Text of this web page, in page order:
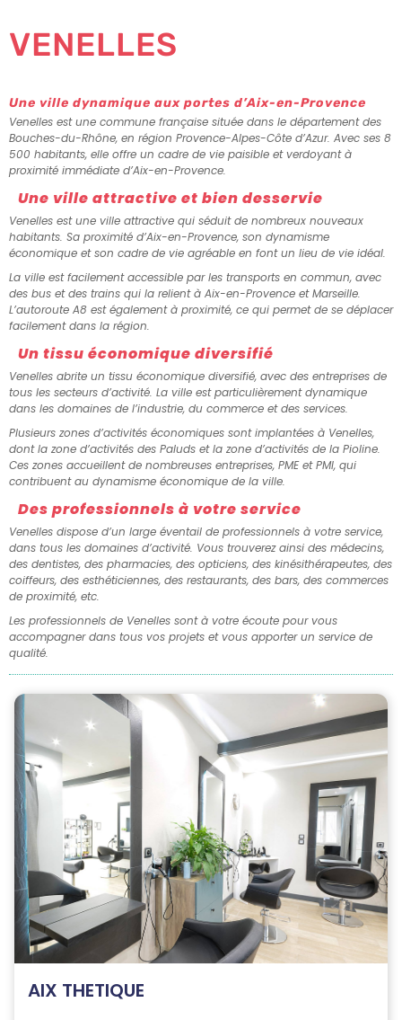
VENELLES
Une ville dynamique aux portes d’Aix-en-Provence
Venelles est une commune française située dans le département des
Bouches-du-Rhône, en région Provence-Alpes-Côte d’Azur. Avec ses 8
500 habitants, elle offre un cadre de vie paisible et verdoyant à
proximité immédiate d’Aix-en-Provence.
Une ville attractive et bien desservie
Venelles est une ville attractive qui séduit de nombreux nouveaux
habitants. Sa proximité d’Aix-en-Provence, son dynamisme
économique et son cadre de vie agréable en font un lieu de vie idéal.
La ville est facilement accessible par les transports en commun, avec
des bus et des trains qui la relient à Aix-en-Provence et Marseille.
L’autoroute A8 est également à proximité, ce qui permet de se déplacer
facilement dans la région.
Un tissu économique diversifié
Venelles abrite un tissu économique diversifié, avec des entreprises de
tous les secteurs d’activité. La ville est particulièrement dynamique
dans les domaines de l’industrie, du commerce et des services.
Plusieurs zones d’activités économiques sont implantées à Venelles,
dont la zone d’activités des Paluds et la zone d’activités de la Pioline.
Ces zones accueillent de nombreuses entreprises, PME et PMI, qui
contribuent au dynamisme économique de la ville.
Des professionnels à votre service
Venelles dispose d’un large éventail de professionnels à votre service,
dans tous les domaines d’activité. Vous trouverez ainsi des médecins,
des dentistes, des pharmacies, des opticiens, des kinésithérapeutes, des
coiffeurs, des esthéticiennes, des restaurants, des bars, des commerces
de proximité, etc.
Les professionnels de Venelles sont à votre écoute pour vous
accompagner dans tous vos projets et vous apporter un service de
qualité.
AIX THETIQUE